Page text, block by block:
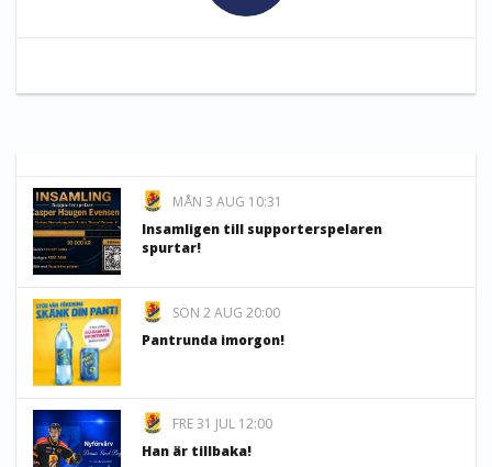
MÅN 3 AUG 10:31
Insamligen till supporterspelaren
spurtar!
SÖN 2 AUG 20:00
Pantrunda imorgon!
FRE 31 JUL 12:00
Han är tillbaka!